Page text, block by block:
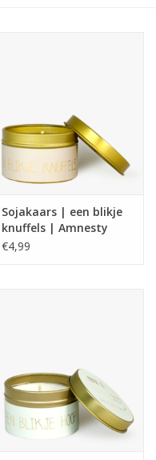
Sojakaars | een blikje
knuffels | Amnesty
€4,99